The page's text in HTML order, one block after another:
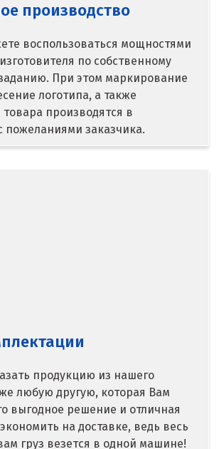
производство
воспользоваться мощностями
по собственному
При этом маркирование
логотипа, а также
производятся в
пожеланиями заказчика.
продукцию из нашего
любую другую, которая Вам
выгодное решение и отличная
на доставке, ведь весь
груз везется в одной машине!